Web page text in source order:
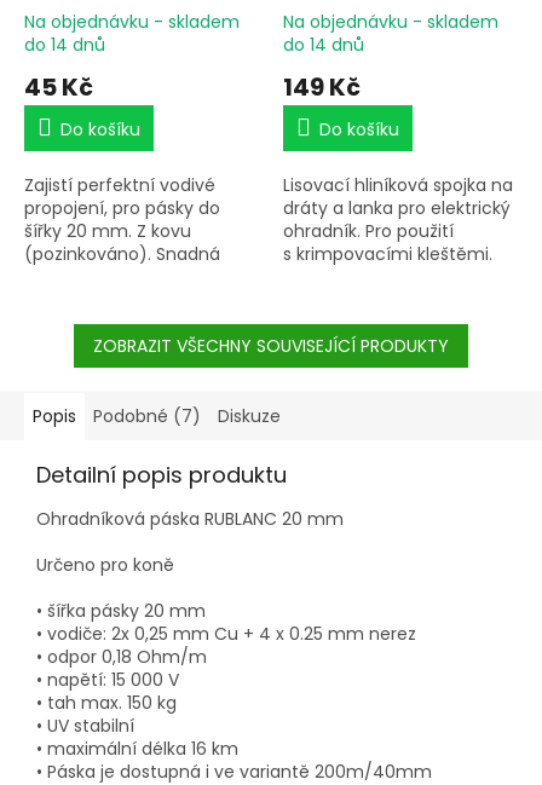
Na objednávku - skladem
do 14 dnů
45 Kč
Do košíku
Zajistí perfektní vodivé
propojení, pro pásky do
šířky 20 mm. Z kovu
(pozinkováno). Snadná
lisovací - 25 ks
Na objednávku - skladem
do 14 dnů
149 Kč
Do košíku
Lisovací hliníková spojka na
dráty a lanka pro elektrický
ohradník. Pro použití
s krimpovacími kleštěmi.
2,5 mm.
ZOBRAZIT VŠECHNY SOUVISEJÍCÍ PRODUKTY
Popis Podobné (7) Diskuze
Detailní popis produktu
Ohradníková páska RUBLANC 20 mm
Určeno pro koně
• šířka pásky 20 mm
• vodiče: 2x 0,25 mm Cu + 4 x 0.25 mm nerez
• odpor 0,18 Ohm/m
• napětí: 15 000 V
• tah max. 150 kg
• UV stabilní
• maximální délka 16 km
• Páska je dostupná i ve variantě 200m/40mm